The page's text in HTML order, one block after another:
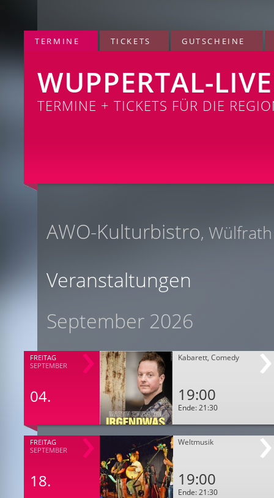
TERMINE TICKETS GUTSCHEINE
WUPPERTAL-LIVE
TERMINE + TICKETS FÜR DIE
AWO-Kulturbistro, Wülfrath
Veranstaltungen
September 2026
FREITAG
SEPTEMBER
04.
Kabarett, Comedy
19:00
Ende: 21:30
FREITAG
SEPTEMBER
18.
Weltmusik
19:00
Ende: 21:30